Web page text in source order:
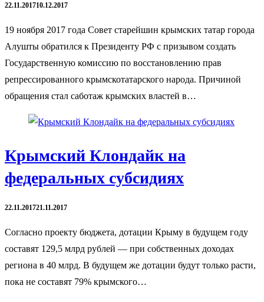
22.11.201710.12.2017
19 ноября 2017 года Совет старейшин крымских татар города
Алушты обратился к Президенту РФ с призывом создать
Государственную комиссию по восстановлению прав
репрессированного крымскотатарского народа. Причиной
обращения стал саботаж крымских властей в…
Крымский Клондайк на
федеральных субсидиях
22.11.201721.11.2017
Согласно проекту бюджета, дотации Крыму в будущем году
составят 129,5 млрд рублей — при собственных доходах
региона в 40 млрд. В будущем же дотации будут только расти,
пока не составят 79% крымского…